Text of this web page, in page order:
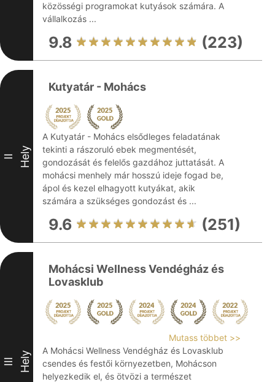
közösségi programokat kutyások számára. A
vállalkozás ...
9.8 (223)
II Hely
Kutyatár - Mohács
A Kutyatár - Mohács elsődleges feladatának
tekinti a rászoruló ebek megmentését,
gondozását és felelős gazdához juttatását. A
mohácsi menhely már hosszú ideje fogad be,
ápol és kezel elhagyott kutyákat, akik
számára a szükséges gondozást és ...
9.6 (251)
III Hely
Mohácsi Wellness Vendégház és
Lovasklub
Mutass többet >>
A Mohácsi Wellness Vendégház és Lovasklub
csendes és festői környezetben, Mohácson
helyezkedik el, és ötvözi a természet